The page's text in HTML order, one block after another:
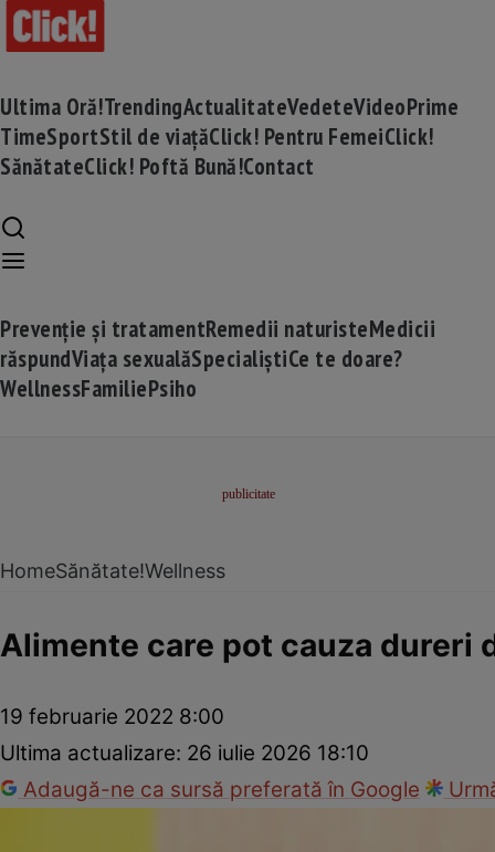
Ultima Oră!TrendingActualitateVedeteVideoPrime
TimeSportStil de viațăClick! Pentru FemeiClick!
SănătateClick! Poftă Bună!Contact
Prevenție și tratamentRemedii naturisteMedicii
răspundViața sexualăSpecialiștiCe te doare?
WellnessFamiliePsiho
HomeSănătate!Wellness
Alimente care pot cauza dureri
19 februarie 2022 8:00
Ultima actualizare: 26 iulie 2026 18:10
Adaugă-ne ca sursă preferată în Google